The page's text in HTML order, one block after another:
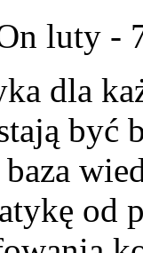
luty -
dla
być
od